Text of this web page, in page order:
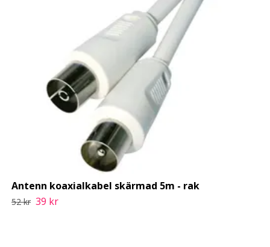
Antenn koaxialkabel skärmad 5m - rak
52 kr 39 kr